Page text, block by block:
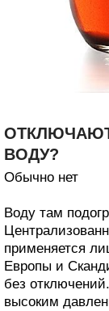
ВОДУ?
Обычно нет
Воду там
применяется
Европы и
без
высоким